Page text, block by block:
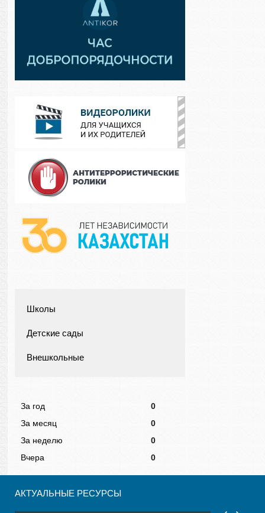
Школы
Детские сады
Внешкольные
За год
0
За месяц
0
За неделю
0
Вчера
0
АКТУАЛЬНЫЕ РЕСУРСЫ